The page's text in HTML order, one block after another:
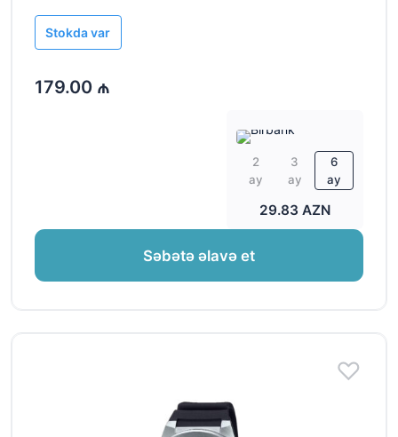
Stokda var
179.00 ₼
2
ay
3
ay
6
ay
29.83 AZN
Səbətə əlavə et